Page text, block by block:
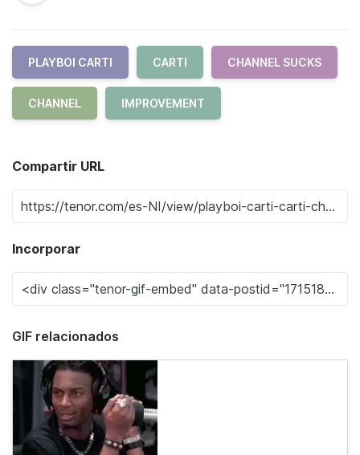
PLAYBOI CARTI CARTI CHANNEL SUCKS
CHANNEL IMPROVEMENT
Compartir URL
Incorporar
GIF relacionados